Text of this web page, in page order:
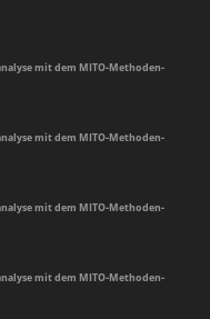
mit dem MITO-Methoden-
mit dem MITO-Methoden-
mit dem MITO-Methoden-
mit dem MITO-Methoden-